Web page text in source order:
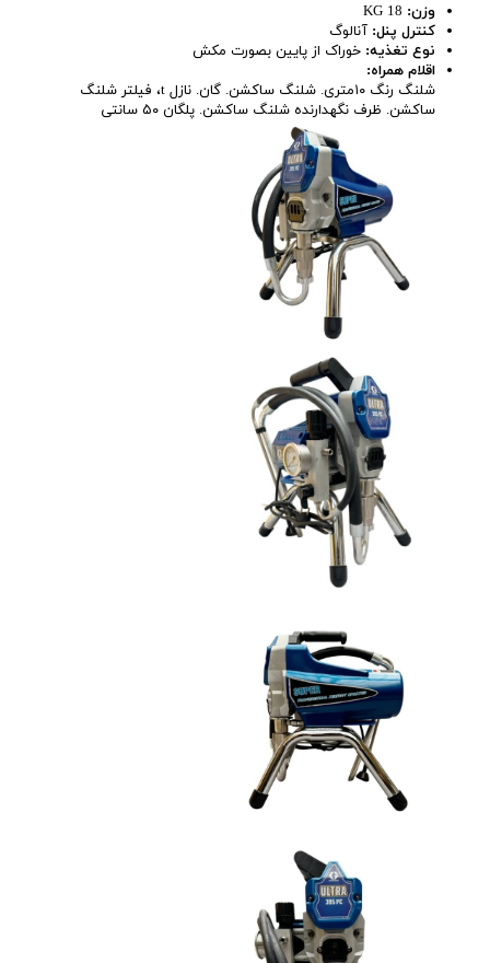
وزن:
کنترل پنل: آنالوگ
نوع تغذیه: خوراک از پایین بصورت مکش
اقلام همراه:
شلنگ رنگ ۱۰متری. شلنگ ساکشن. گان. نازل t، فیلتر شلنگ
ساکشن. ظرف نگهدارنده شلنگ ساکشن. پلگان ۵۰ سانتی